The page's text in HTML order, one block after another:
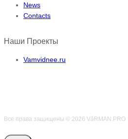
News
Contacts
Наши Проекты
Vamvidnee.ru
Все права защищены © 2026 VӑRMAN.PRO